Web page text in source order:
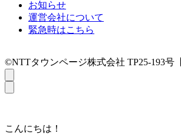
お知らせ
運営会社について
緊急時はこちら
©NTTタウンページ株式会社 TP25-193号【
こんにちは！